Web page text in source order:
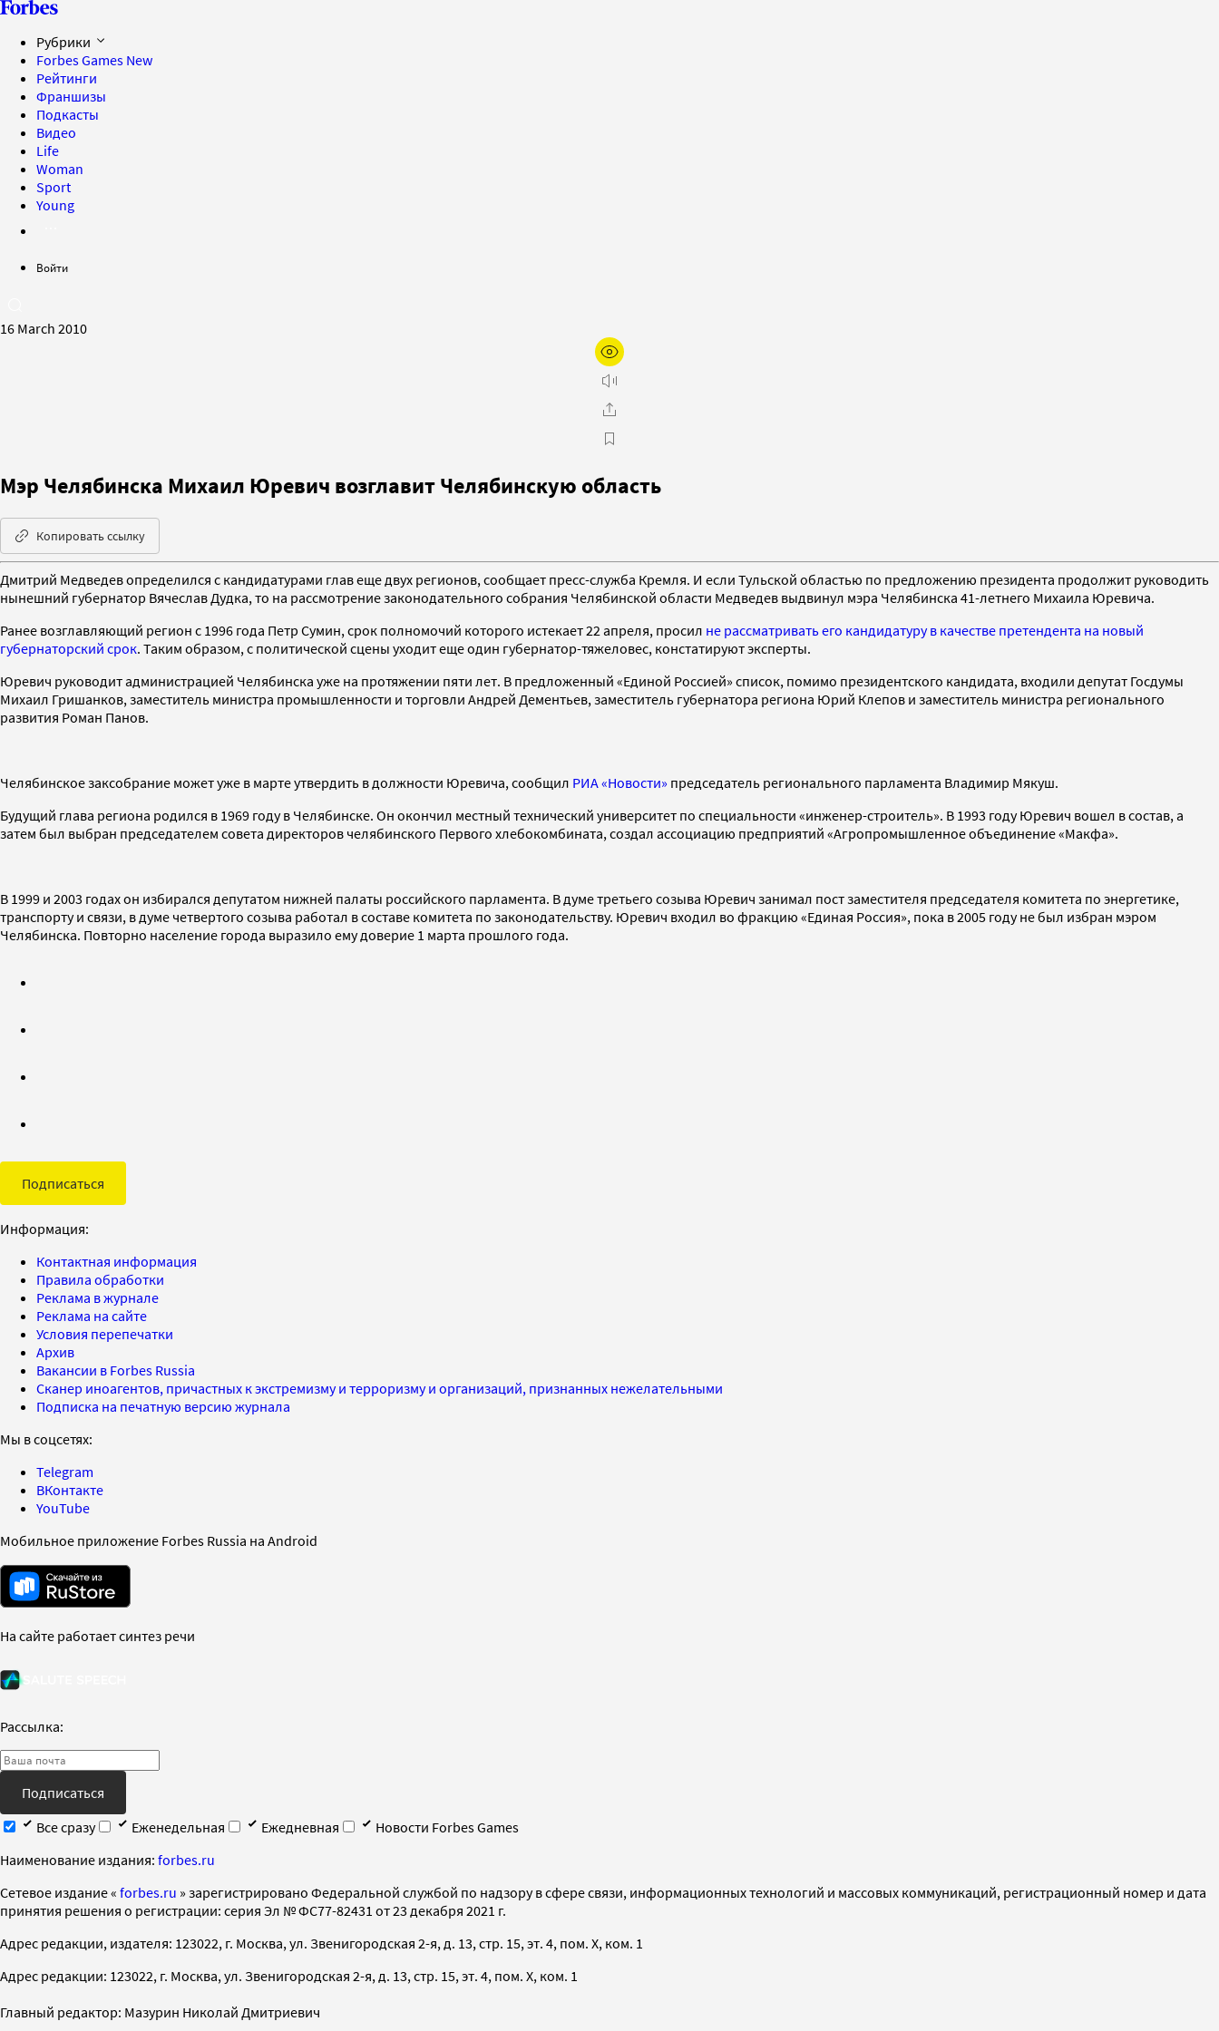
Рубрики
Forbes Games New
Рейтинги
Франшизы
Подкасты
Видео
Life
Woman
Sport
Young
Войти
16 March 2010
Мэр Челябинска Михаил Юревич возглавит Челябинскую область
Копировать ссылку
Дмитрий Медведев определился с кандидатурами глав еще двух регионов, сообщает пресс-служба Кремля. И если Тульской областью по предложению президента продолжит руководить
нынешний губернатор Вячеслав Дудка, то на рассмотрение законодательного собрания Челябинской области Медведев выдвинул мэра Челябинска 41-летнего Михаила Юревича.
Ранее возглавляющий регион с 1996 года Петр Сумин, срок полномочий которого истекает 22 апреля, просил не рассматривать его кандидатуру в качестве претендента на новый
губернаторский срок. Таким образом, с политической сцены уходит еще один губернатор-тяжеловес, констатируют эксперты.
Юревич руководит администрацией Челябинска уже на протяжении пяти лет. В предложенный «Единой Россией» список, помимо президентского кандидата, входили депутат Госдумы
Михаил Гришанков, заместитель министра промышленности и торговли Андрей Дементьев, заместитель губернатора региона Юрий Клепов и заместитель министра регионального
развития Роман Панов.
Челябинское заксобрание может уже в марте утвердить в должности Юревича, сообщил РИА «Новости» председатель регионального парламента Владимир Мякуш.
Будущий глава региона родился в 1969 году в Челябинске. Он окончил местный технический университет по специальности «инженер-строитель». В 1993 году Юревич вошел в состав, а
затем был выбран председателем совета директоров челябинского Первого хлебокомбината, создал ассоциацию предприятий «Агропромышленное объединение «Макфа».
В 1999 и 2003 годах он избирался депутатом нижней палаты российского парламента. В думе третьего созыва Юревич занимал пост заместителя председателя комитета по энергетике,
транспорту и связи, в думе четвертого созыва работал в составе комитета по законодательству. Юревич входил во фракцию «Единая Россия», пока в 2005 году не был избран мэром
Челябинска. Повторно население города выразило ему доверие 1 марта прошлого года.
Подписаться
Информация:
Контактная информация
Правила обработки
Реклама в журнале
Реклама на сайте
Условия перепечатки
Архив
Вакансии в Forbes Russia
Сканер иноагентов, причастных к экстремизму и терроризму и организаций, признанных нежелательными
Подписка на печатную версию журнала
Мы в соцсетях:
Telegram
ВКонтакте
YouTube
Мобильное приложение Forbes Russia на Android
На сайте работает синтез речи
Рассылка:
Подписаться
Все сразу
Еженедельная Ежедневная
Новости Forbes Games
Наименование издания: forbes.ru
Cетевое издание « forbes.ru » зарегистрировано Федеральной службой по надзору в сфере связи, информационных технологий и массовых коммуникаций, регистрационный номер и дата
принятия решения о регистрации: серия Эл № ФС77-82431 от 23 декабря 2021 г.
Адрес редакции, издателя: 123022, г. Москва, ул. Звенигородская 2-я, д. 13, стр. 15, эт. 4, пом. X, ком. 1
Адрес редакции: 123022, г. Москва, ул. Звенигородская 2-я, д. 13, стр. 15, эт. 4, пом. X, ком. 1
Главный редактор: Мазурин Николай Дмитриевич